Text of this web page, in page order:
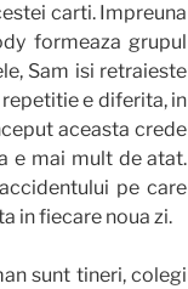
carti. Impreuna
formeaza grupul
Sam isi retraieste
e diferita, in
aceasta crede
e mai mult de atat.
pe care
in fiecare noua zi.
sunt tineri, colegi